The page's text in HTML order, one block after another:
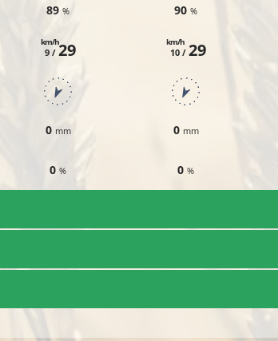
89%
9 /
km/h29
0 mm
0%
90%
10 /
km/h 29
0 mm
0%